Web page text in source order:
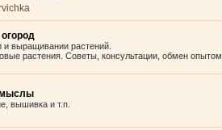
и выращивании растений.
растения. Советы, консультации, обмен
вышивка и т.п.